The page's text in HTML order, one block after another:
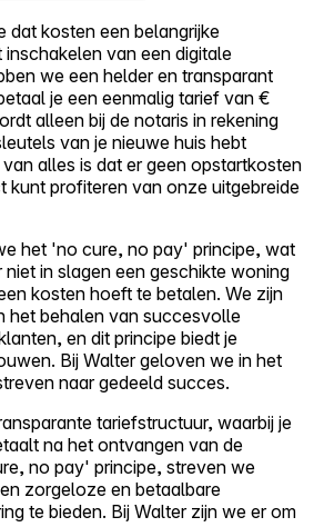
dat kosten een belangrijke
van een digitale
we een helder en transparant
je een eenmalig tarief van €
alleen bij de notaris in rekening
van je nieuwe huis hebt
alles is dat er geen opstartkosten
kunt profiteren van onze uitgebreide
het 'no cure, no pay' principe, wat
in slagen een geschikte woning
kosten hoeft te betalen. We zijn
het behalen van succesvolle
en dit principe biedt je
Bij Walter geloven we in het
naar gedeeld succes.
tariefstructuur, waarbij je
na het ontvangen van de
no pay' principe, streven we
zorgeloze en betaalbare
te bieden. Bij Walter zijn we er om